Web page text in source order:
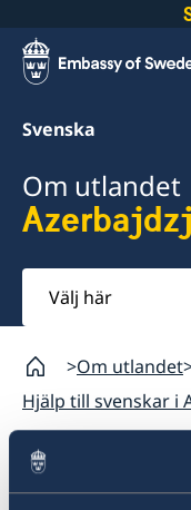
Svenska
Om utlandet
Välj
här
Om utlandet
Hjälp till svenskar i
Azerbajdzjan